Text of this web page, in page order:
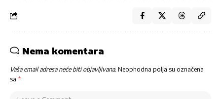
Nema komentara
Vaša email adresa neće biti objavljivana. Neophodna polja su označena
sa *